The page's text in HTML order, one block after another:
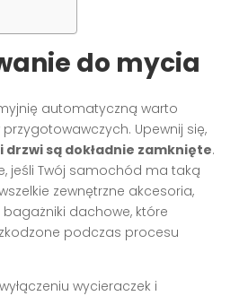
do mycia
automatyczną warto
Upewnij się,
drzwi są dokładnie zamknięte.
jeśli Twój samochód ma taką
zewnętrzne akcesoria,
dachowe, które
podczas procesu
wycieraczek i